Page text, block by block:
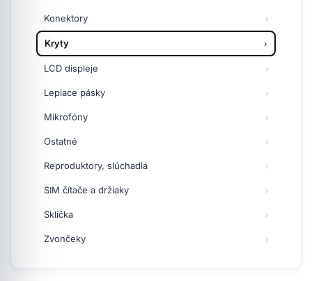
Konektory
Kryty
LCD displeje
Lepiace pásky
Mikrofóny
Ostatné
Reproduktory, slúchadlá
SIM čítače a držiaky
Sklíčka
Zvončeky